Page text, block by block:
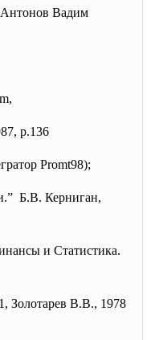
Вадим
p.136
Promt98);
Б.В. Керниган,
и Статистика.
Золотарев В.В., 1978